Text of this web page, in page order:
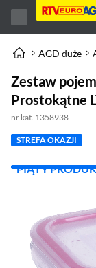
AGD duże
Zestaw
Prostokątne
nr kat. 1358938
STREFA OKAZJI
PIĄTY